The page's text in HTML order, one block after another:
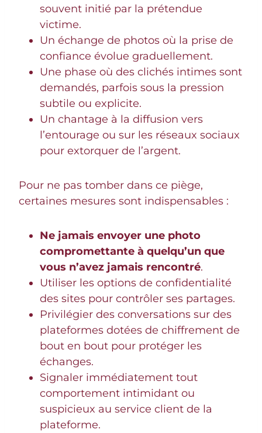
souvent initié par la prétendue
victime.
Un échange de photos où la prise de
confiance évolue graduellement.
Une phase où des clichés intimes sont
demandés, parfois sous la pression
subtile ou explicite.
Un chantage à la diffusion vers
l’entourage ou sur les réseaux sociaux
pour extorquer de l’argent.
Pour ne pas tomber dans ce piège,
certaines mesures sont indispensables :
Ne jamais envoyer une photo
compromettante à quelqu’un que
vous n’avez jamais rencontré.
Utiliser les options de confidentialité
des sites pour contrôler ses partages.
Privilégier des conversations sur des
plateformes dotées de chiffrement de
bout en bout pour protéger les
échanges.
Signaler immédiatement tout
comportement intimidant ou
suspicieux au service client de la
plateforme.